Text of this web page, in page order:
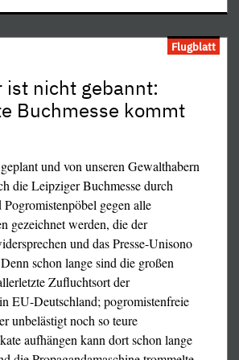
("Nationale Beobachtungsstelle
leitet, zu Wort gemeldet: "Sie hätte
Man darf die Religion kritisieren, aber
Respekts [als hätten Handabhacker
verdient!]... Aber man darf sie
akzeptiere ich nicht...
Sturm ernten... Jetzt muß sie die
für talibanisch-saudische
eine wohlverdiente Ohrfeige für den
Staat! Was mit dem Präzedenzfall
wird heute Realität: Auch in
für Religionskritik wieder
dieses 30-jährigen Kniefalls vor
"Ich habe weder eine Person
noch zur Gewalt gegen wen auch
Es war Blasphemie, das ist eine
Flugblatt
ist nicht gebannt:
Buchmesse kommt
und von unseren Gewalthabern
die Leipziger Buchmesse durch
gegen alle
gezeichnet werden, die der
und das Presse-Unisono
schon lange sind die großen
Zufluchtsort der
EU-Deutschland; pogromistenfreie
unbelästigt noch so teure
aufhängen kann dort schon lange